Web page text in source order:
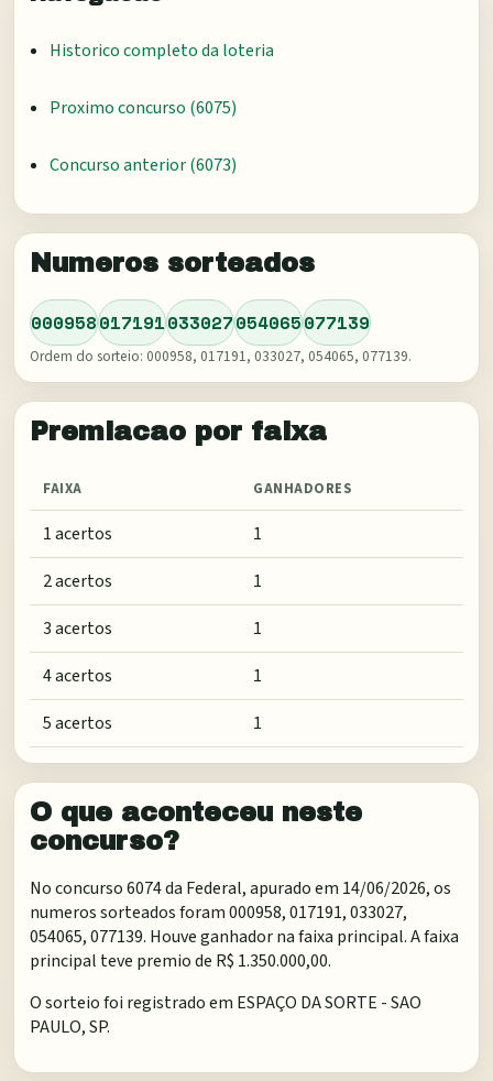
Historico completo da loteria
Proximo concurso (6075)
Concurso anterior (6073)
Numeros sorteados
000958017191033027054065077139
Ordem do sorteio: 000958, 017191, 033027, 054065, 077139.
Premiacao por faixa
FAIXA GANHADORES
1 acertos
1
2 acertos
1
3 acertos
1
4 acertos
1
5 acertos
1
O que aconteceu neste
concurso?
No concurso 6074 da Federal, apurado em 14/06/2026, os
numeros sorteados foram 000958, 017191, 033027,
054065, 077139. Houve ganhador na faixa principal. A faixa
principal teve premio de R$ 1.350.000,00.
O sorteio foi registrado em ESPAÇO DA SORTE - SAO
PAULO, SP.